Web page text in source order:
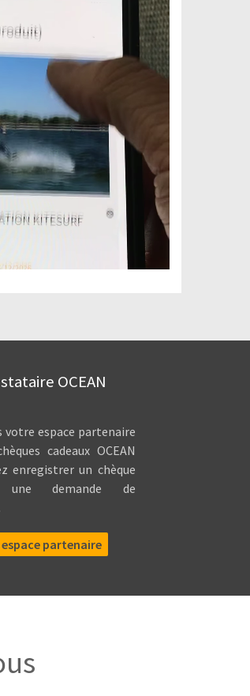
OCEAN
votre espace partenaire
cadeaux OCEAN
enregistrer un chèque
une demande de
partenaire